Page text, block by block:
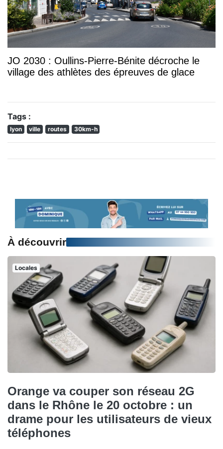
JO 2030 : Oullins-Pierre-Bénite décroche le
village des athlètes des épreuves de glace
Tags :
lyon ville routes 30km-h
À découvrir
Locales
Orange va couper son réseau 2G
dans le Rhône le 20 octobre : un
drame pour les utilisateurs de vieux
téléphones